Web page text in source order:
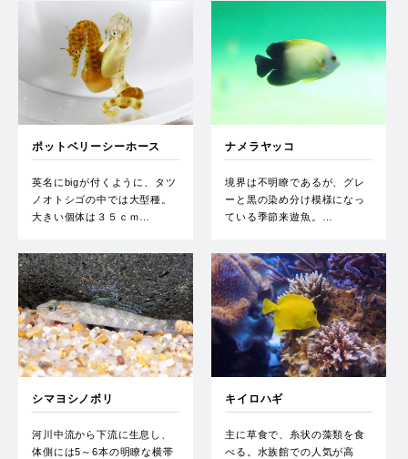
ポットベリーシーホース
英名にbigが付くように、タツ
ノオトシゴの中では大型種。
大きい個体は３５ｃｍ…
ナメラヤッコ
境界は不明瞭であるが、グレ
ーと黒の染め分け模様になっ
ている季節来遊魚。…
シマヨシノボリ
河川中流から下流に生息し、
体側には5～6本の明瞭な横帯
キイロハギ
主に草食で、糸状の藻類を食
べる。水族館での人気が高